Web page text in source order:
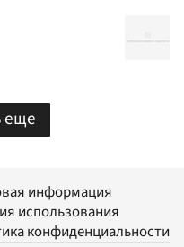
еще
информация
использования
конфиденциальности